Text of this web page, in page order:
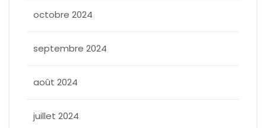
octobre 2024
septembre 2024
août 2024
juillet 2024